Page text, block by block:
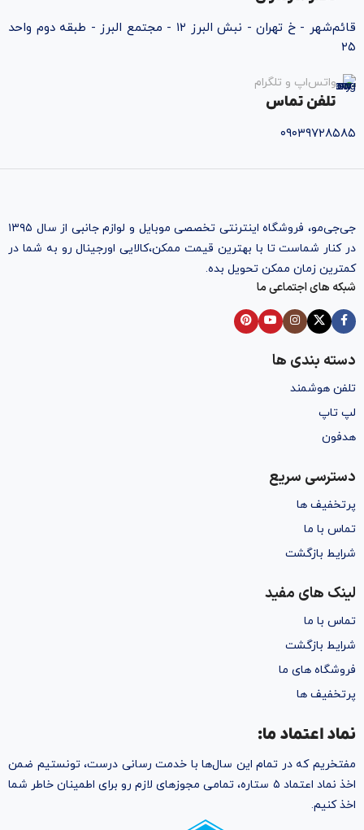
قائم‌شهر - خ تهران - نبش البرز ۱۲ - مجتمع البرز - طبقه دوم واحد
۲۵
واتس‌اپ و تلگرام
تلفن تماس
۰۹۰۳۹۷۲۸۵۸۵
جی‌جی‌مو، فروشگاه اینترنتی تخصصی موبایل و لوازم جانبی از سال ۱۳۹۵
در کنار شماست تا با بهترین قیمت ممکن،‌کالایی اورجینال رو به شما در
کمترین زمان ممکن تحویل بده.
شبکه های اجتماعی ما
دسته بندی ها
تلفن هوشمند
لپ تاپ
هدفون
دسترسی سریع
پرتخفیف ها
تماس با ما
شرایط بازگشت
لینک های مفید
تماس با ما
شرایط بازگشت
فروشگاه های ما
پرتخفیف ها
نماد اعتماد ما:
مفتخریم که در تمام این سال‌ها با خدمت رسانی درست، تونستیم ضمن
اخذ نماد اعتماد ۵ ستاره، تمامی مجوز‌های لازم رو برای اطمینان خاطر شما
اخذ کنیم.